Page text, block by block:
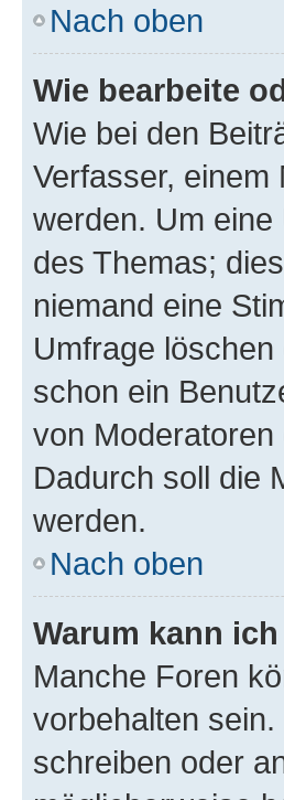
Nach oben
Wie bearbeite
Wie bei den
Verfasser, einem
werden. Um
des Themas;
niemand eine
Umfrage
schon ein
von
Dadurch soll die
werden.
Nach oben
Warum kann
Manche Foren
vorbehalten
schreiben oder